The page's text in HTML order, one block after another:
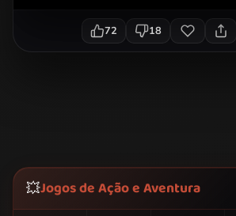
72 18
💥Jogos de Ação e Aventura